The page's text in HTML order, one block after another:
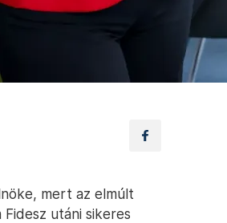
mert az elmúlt
utáni sikeres